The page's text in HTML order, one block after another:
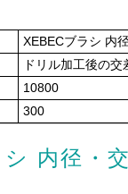
XEBECブラシ 内
ドリル加工後の交
10800
300
内径・交